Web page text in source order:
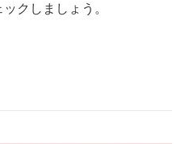
クしましょう。